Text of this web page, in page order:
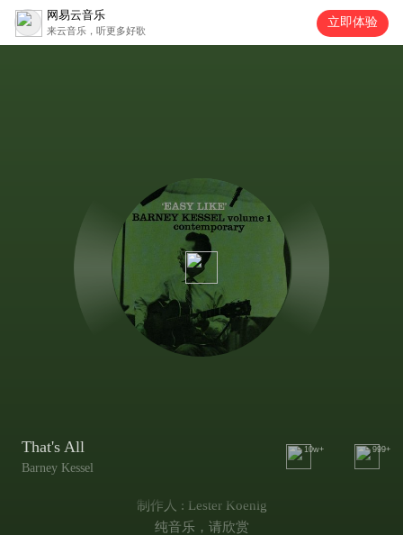
网易云音乐
来云音乐，听更多好歌
立即体验
That's All
Barney Kessel
10w+ 999+
制作人 : Lester Koenig
纯音乐，请欣赏